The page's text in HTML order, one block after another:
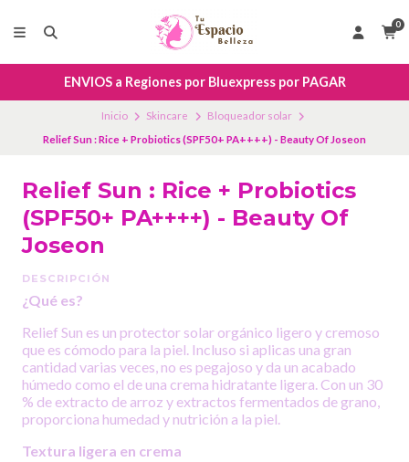
0
ENVIOS a Regiones por Bluexpress por PAGAR
Inicio Skincare
Bloqueador solar
Relief Sun : Rice + Probiotics (SPF50+ PA++++) - Beauty Of Joseon
Relief Sun : Rice + Probiotics
(SPF50+ PA++++) - Beauty Of
Joseon
DESCRIPCIÓN
¿Qué es?
Relief Sun es un protector solar orgánico ligero y cremoso
que es cómodo para la piel. Incluso si aplicas una gran
cantidad varias veces, no es pegajoso y da un acabado
húmedo como el de una crema hidratante ligera. Con un 30
% de extracto de arroz y extractos fermentados de grano,
proporciona humedad y nutrición a la piel.
Textura ligera en crema